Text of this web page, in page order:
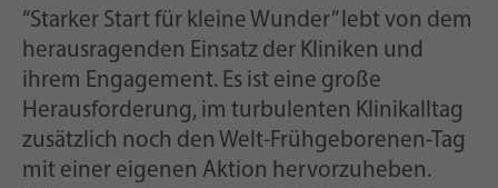
“Starker Start für kleine Wunder” lebt von dem
herausragenden Einsatz der Kliniken und
ihrem Engagement. Es ist eine große
Herausforderung, im turbulenten Klinikalltag
zusätzlich noch den Welt-Frühgeborenen-Tag
mit einer eigenen Aktion hervorzuheben.